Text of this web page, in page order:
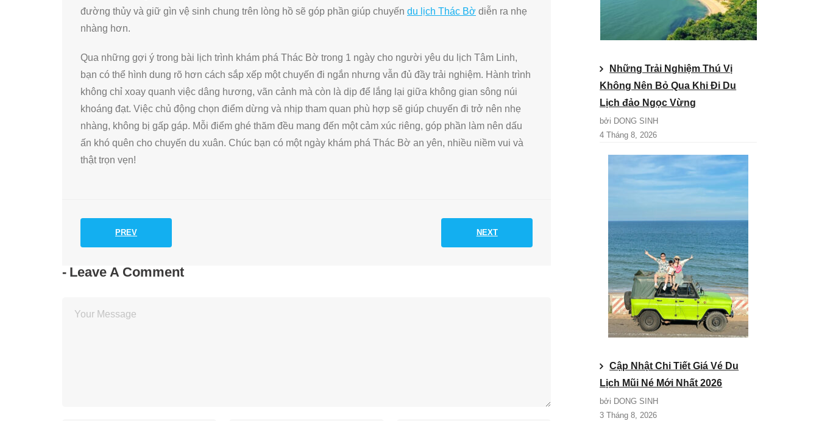
đường thủy và giữ gìn vệ sinh chung trên lòng hồ sẽ góp phần giúp chuyến du lịch Thác Bờ diễn ra nhẹ
nhàng hơn.
Qua những gợi ý trong bài lịch trình khám phá Thác Bờ trong 1 ngày cho người yêu du lịch Tâm Linh,
bạn có thể hình dung rõ hơn cách sắp xếp một chuyến đi ngắn nhưng vẫn đủ đầy trải nghiệm. Hành trình
không chỉ xoay quanh việc dâng hương, vãn cảnh mà còn là dịp để lắng lại giữa không gian sông núi
khoáng đạt. Việc chủ động chọn điểm dừng và nhịp tham quan phù hợp sẽ giúp chuyến đi trở nên nhẹ
nhàng, không bị gấp gáp. Mỗi điểm ghé thăm đều mang đến một cảm xúc riêng, góp phần làm nên dấu
ấn khó quên cho chuyến du xuân. Chúc bạn có một ngày khám phá Thác Bờ an yên, nhiều niềm vui và
thật trọn vẹn!
PREV NEXT
Leave A Comment
Những Trải Nghiệm Thú Vị
Không Nên Bỏ Qua Khi Đi Du
Lịch đảo Ngọc Vừng
bởi DONG SINH
4 Tháng 8, 2026
Cập Nhật Chi Tiết Giá Vé Du
Lịch Mũi Né Mới Nhất 2026
bởi DONG SINH
3 Tháng 8, 2026